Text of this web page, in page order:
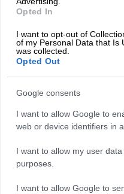
Opted In
I want to opt-out of
of my Personal Data that Is
was collected.
Opted Out
Google consents
I want to allow Google to
web or device identifiers in
I want to allow my user
purposes.
I want to allow Google to